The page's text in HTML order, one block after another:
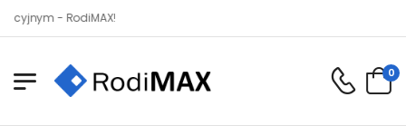
- RodiMAX!
0